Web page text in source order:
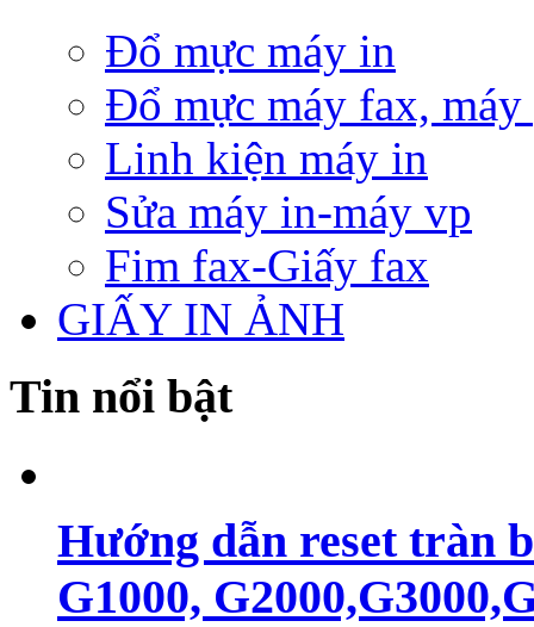
Đổ mực máy in
Đổ mực máy fax, máy
Linh kiện máy in
Sửa máy in-máy vp
Fim fax-Giấy fax
GIẤY IN ẢNH
Tin nổi bật
Hướng dẫn reset tràn
G1000,